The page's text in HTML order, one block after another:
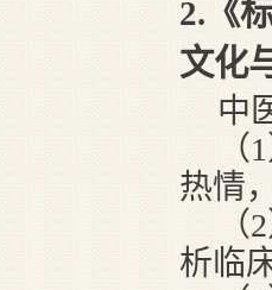
2.《
文化
中
热情
析临